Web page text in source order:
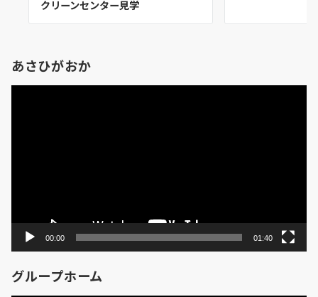
クリーンセンター見学
あさひがおか
00:00 01:40
グループホーム